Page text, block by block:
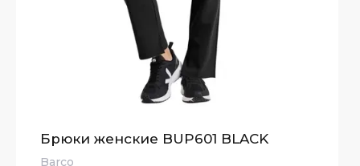
Брюки женские BUP601 BLACK
Barco